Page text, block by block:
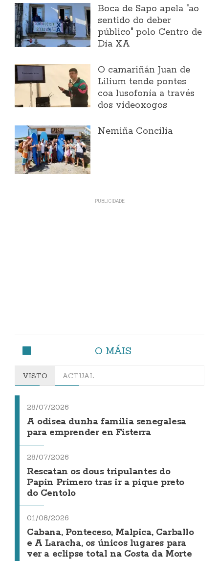
Boca de Sapo apela "ao
sentido do deber
público" polo Centro de
Día XA
O camariñán Juan de
Lilium tende pontes
coa lusofonía a través
dos videoxogos
Nemiña Concilia
O MÁIS
VISTO ACTUAL
28/07/2026
A odisea dunha familia senegalesa
para emprender en Fisterra
28/07/2026
Rescatan os dous tripulantes do
Papin Primero tras ir a pique preto
do Centolo
01/08/2026
Cabana, Ponteceso, Malpica, Carballo
e A Laracha, os únicos lugares para
ver a eclipse total na Costa da Morte